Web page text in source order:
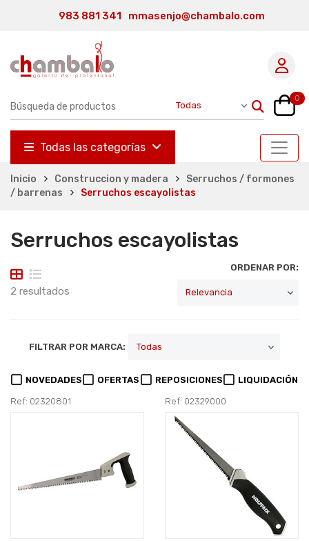
983 881 341 mmasenjo@chambalo.com
0
Todas las categorías
Inicio Construccion y madera
Serruchos / formones
/ barrenas
Serruchos escayolistas
Serruchos escayolistas
2 resultados
ORDENAR POR:
FILTRAR POR MARCA:
NOVEDADES OFERTAS REPOSICIONES LIQUIDACIÓN
Ref: 02320801 Ref: 02329000